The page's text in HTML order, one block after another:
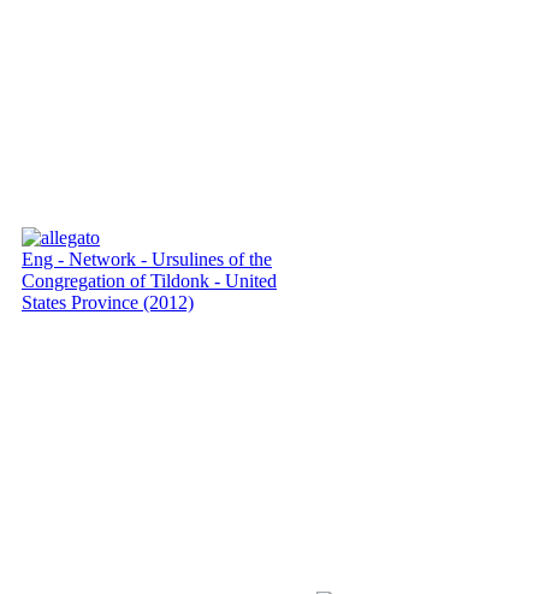
Eng - Network - Ursulines of the
Congregation of Tildonk - United
States Province (2012)